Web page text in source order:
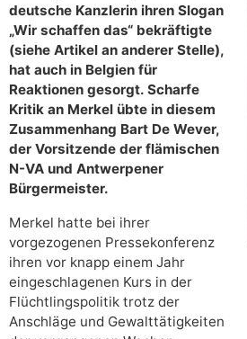
deutsche Kanzlerin ihren Slogan
„Wir schaffen das“ bekräftigte
(siehe Artikel an anderer Stelle),
hat auch in Belgien für
Reaktionen gesorgt. Scharfe
Kritik an Merkel übte in diesem
Zusammenhang Bart De Wever,
der Vorsitzende der flämischen
N-VA und Antwerpener
Bürgermeister.
Merkel hatte bei ihrer
vorgezogenen Pressekonferenz
ihren vor knapp einem Jahr
eingeschlagenen Kurs in der
Flüchtlingspolitik trotz der
Anschläge und Gewalttätigkeiten